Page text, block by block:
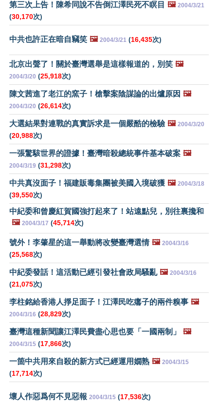
第三次上告！陳希同說不告倒江澤民死不瞑目 🖼️ 2004/3/21
(30,170次)
中共也許正在暗自竊笑 🖼️ 2004/3/21 (16,435次)
北京出聲了！關於臺灣選舉是這樣報道的，別笑 🖼️
2004/3/20 (25,918次)
陳文茜進了老江的窯子！槍擊案陰謀論的出爐原因 🖼️
2004/3/20 (26,614次)
大選結果對連戰的真實訴求是一個嚴酷的檢驗 🖼️ 2004/3/20
(20,988次)
一張驚駭世界的證據！臺灣暗殺總統事件基本破案 🖼️
2004/3/19 (31,298次)
中共真沒面子！福建販毒集團被美國入境破獲 🖼️ 2004/3/18
(39,550次)
中紀委和曾慶紅賀國強打起來了！站遠點兒，別往裏攙和
🖼️ 2004/3/17 (45,714次)
號外！李肇星的這一舉動將改變臺灣選情 🖼️ 2004/3/16
(25,568次)
中紀委發話！這活動已經引發社會政局騷亂 🖼️ 2004/3/16
(21,075次)
李柱銘給香港人掙足面子！江澤民吃癟子的兩件糗事 🖼️
2004/3/16 (28,829次)
臺灣這種新聞讓江澤民費盡心思也要「一國兩制」 🖼️
2004/3/15 (17,866次)
一箇中共用來自殺的新方式已經運用嫺熟 🖼️ 2004/3/15
(17,714次)
壞人作惡爲何不見惡報 2004/3/15 (17,536次)